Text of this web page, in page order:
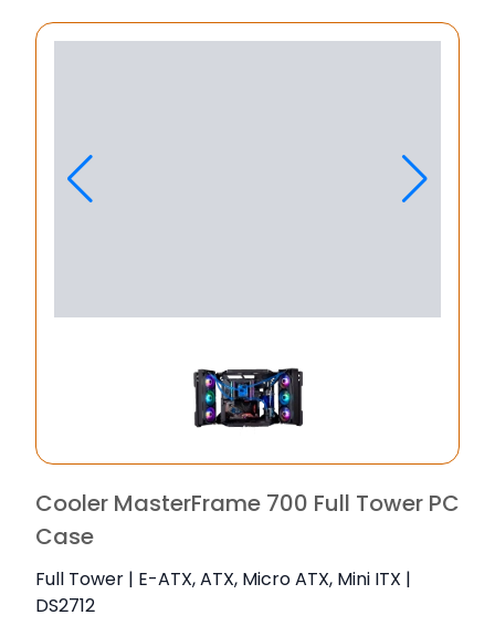
Cooler MasterFrame 700 Full Tower PC
Case
Full Tower | E-ATX, ATX, Micro ATX, Mini ITX |
DS2712